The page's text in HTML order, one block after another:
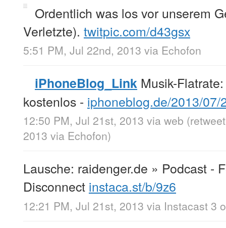
Ordentlich was los vor unserem
Verletzte). twitpic.com/d43gsx
5:51 PM, Jul 22nd, 2013 via Echofon
iPhoneBlog_Link Musik-
kostenlos - iphoneblog.de/2013/
12:50 PM, Jul 21st, 2013 via web
2013 via Echofon)
Lausche: raidenger.de » Podcast -
Disconnect instaca.st/b/9z6
12:21 PM, Jul 21st, 2013 via Instacast 3